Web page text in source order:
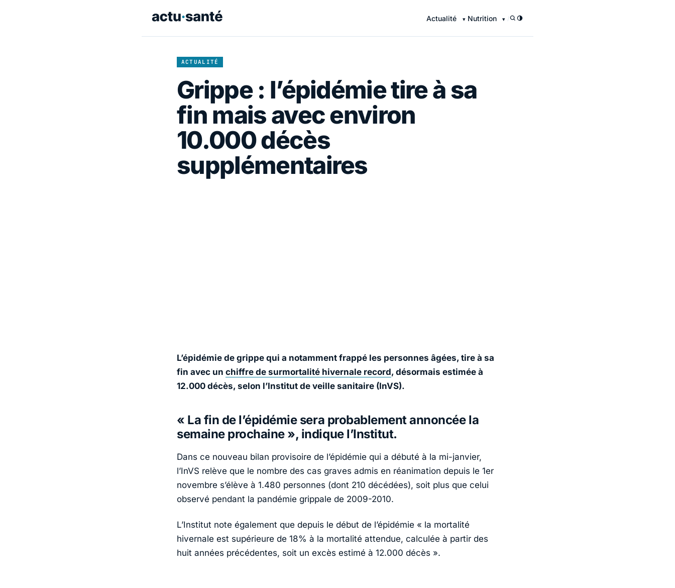
Actualité Nutrition /
ACTUALITÉ
Grippe : l’épidémie tire à sa
fin mais avec environ
10.000 décès
supplémentaires
L’épidémie de grippe qui a notamment frappé les personnes âgées, tire à sa
fin avec un chiffre de surmortalité hivernale record, désormais estimée à
12.000 décès, selon l’Institut de veille sanitaire (InVS).
« La fin de l’épidémie sera probablement annoncée la
semaine prochaine », indique l’Institut.
Dans ce nouveau bilan provisoire de l’épidémie qui a débuté à la mi-janvier,
l’InVS relève que le nombre des cas graves admis en réanimation depuis le 1er
novembre s’élève à 1.480 personnes (dont 210 décédées), soit plus que celui
observé pendant la pandémie grippale de 2009-2010.
L’Institut note également que depuis le début de l’épidémie « la mortalité
hivernale est supérieure de 18% à la mortalité attendue, calculée à partir des
huit années précédentes, soit un excès estimé à 12.000 décès ».